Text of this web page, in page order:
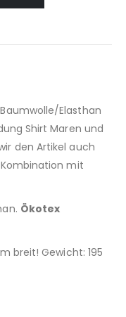
Elasthan
Shirt Maren und
den Artikel auch
mit
Ökotex
breit! Gewicht: 195